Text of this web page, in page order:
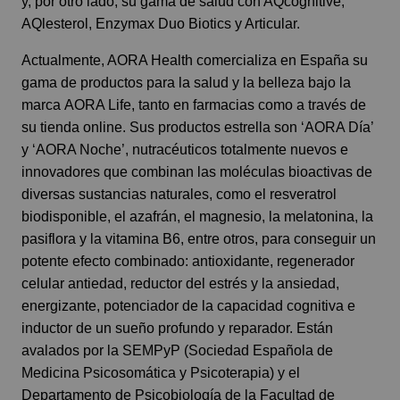
AQlesterol, Enzymax Duo Biotics y Articular.
Actualmente, AORA Health comercializa en España su
gama de productos para la salud y la belleza bajo la
marca AORA Life, tanto en farmacias como a través de
su tienda online. Sus productos estrella son ‘AORA Día’
y ‘AORA Noche’, nutracéuticos totalmente nuevos e
innovadores que combinan las moléculas bioactivas de
diversas sustancias naturales, como el resveratrol
biodisponible, el azafrán, el magnesio, la melatonina, la
pasiflora y la vitamina B6, entre otros, para conseguir un
potente efecto combinado: antioxidante, regenerador
celular antiedad, reductor del estrés y la ansiedad,
energizante, potenciador de la capacidad cognitiva e
inductor de un sueño profundo y reparador. Están
avalados por la SEMPyP (Sociedad Española de
Medicina Psicosomática y Psicoterapia) y el
Departamento de Psicobiología de la Facultad de